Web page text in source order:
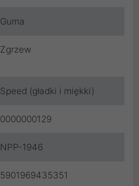
Guma
Zgrzew
Speed (gładki i miękki)
0000000129
NPP-1946
5901969435351